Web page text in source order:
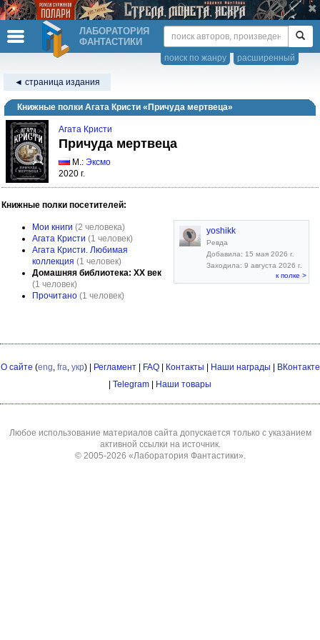
ЛАБОРАТОРИЯ
ФАНТАСТИКИ
расширенный
поиск по жанру
◄ страница издания
Книжные полки Агата Кристи «Причуда мертвеца»
Агата Кристи
Причуда мертвеца
М.: Эксмо
2020 г.
Книжные полки посетителей:
Мои книги (2 человека)
Агата Кристи (1 человек)
Агата Кристи. Любимая
коллекция (1 человек)
Домашняя библиотека: XX век
(1 человек)
Прочитано (1 человек)
yoshikk
Ревда
Добавила: 15 мая 2026 г.
Заходила: 9 августа 2026 г.
к полке >
О сайте (eng, fra, укр) | Регламент| FAQ| Контакты Наши награды
ВКонтакте
Telegram Наши товары
Любое использование материалов сайта допускается только с указанием
активной ссылки на источник.
© 2005-2026 «Лаборатория Фантастики».